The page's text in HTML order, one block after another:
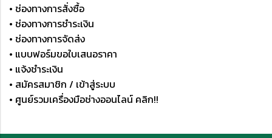
• ช่องทางการสั่งซื้อ
• ช่องทางการชำระเงิน
• ช่องทางการจัดส่ง
• แบบฟอร์มขอใบเสนอราคา
• แจ้งชำระเงิน
• สมัครสมาชิก / เข้าสู่ระบบ
• ศูนย์รวมเครื่องมือช่างออนไลน์ คลิก!!